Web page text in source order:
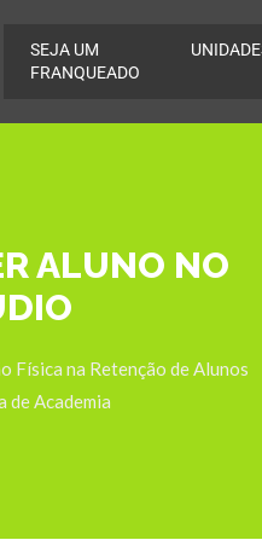
SEJA UM
FRANQUEADO
ALUNO NO
Física na Retenção de Alunos
de Academia